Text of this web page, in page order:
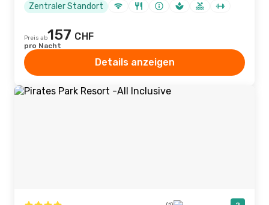
Zentraler Standort
Preis ab157 CHF
pro Nacht
Details anzeigen